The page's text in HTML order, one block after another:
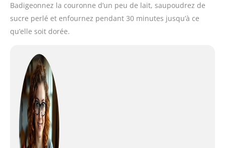
Badigeonnez la couronne d’un peu de lait, saupoudrez de
sucre perlé et enfournez pendant 30 minutes jusqu’à ce
qu’elle soit dorée.